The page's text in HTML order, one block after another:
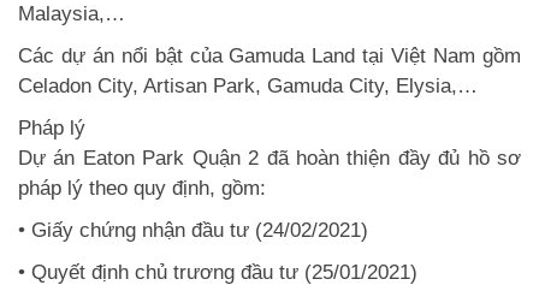
Malaysia,…
Các dự án nổi bật của Gamuda Land tại Việt Nam gồm
Celadon City, Artisan Park, Gamuda City, Elysia,…
Pháp lý
Dự án Eaton Park Quận 2 đã hoàn thiện đầy đủ hồ sơ
pháp lý theo quy định, gồm:
• Giấy chứng nhận đầu tư (24/02/2021)
• Quyết định chủ trương đầu tư (25/01/2021)